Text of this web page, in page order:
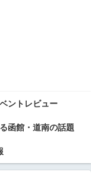
ントレビュー
函館・道南の話題